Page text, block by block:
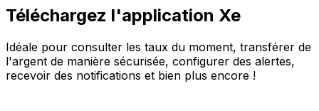
Téléchargez l'application Xe
Idéale pour consulter les taux du moment, transférer de
l'argent de manière sécurisée, configurer des alertes,
recevoir des notifications et bien plus encore !